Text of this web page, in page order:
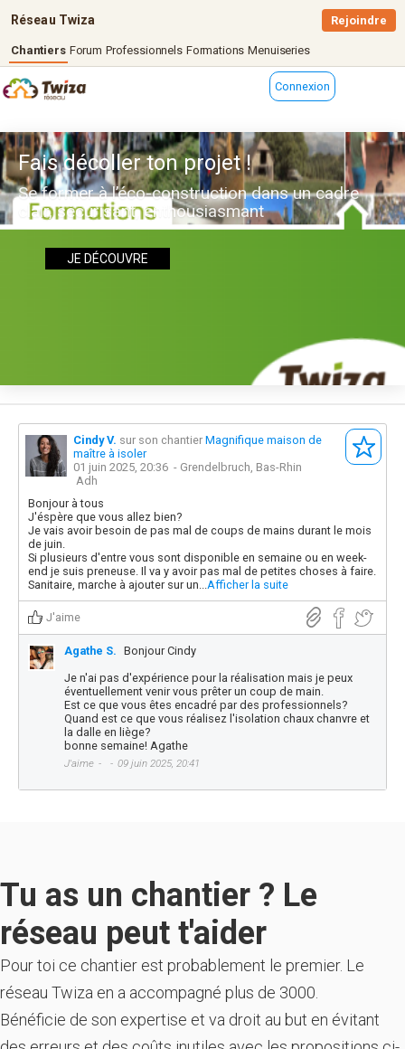
Réseau Twiza
Chantiers Forum Professionnels Formations Menuiseries
Rejoindre
Connexion
Fais décoller ton projet !
Se former à l’éco-construction dans un cadre
clair, sécurisant, enthousiasmant
JE DÉCOUVRE
Cindy V. sur son chantier Magnifique maison de
maître à isoler
01 juin 2025, 20:36 - Grendelbruch, Bas-Rhin
Adh
Bonjour à tous
J'éspère que vous allez bien?
Je vais avoir besoin de pas mal de coups de mains durant le mois
de juin.
Si plusieurs d'entre vous sont disponible en semaine ou en week-
end je suis preneuse. Il va y avoir pas mal de petites choses à faire.
Sanitaire, marche à ajouter sur un...Afficher la suite
J'aime
Agathe S. Bonjour Cindy
Je n'ai pas d'expérience pour la réalisation mais je peux
éventuellement venir vous prêter un coup de main.
Est ce que vous êtes encadré par des professionnels?
Quand est ce que vous réalisez l'isolation chaux chanvre et
la dalle en liège?
bonne semaine! Agathe
J'aime 09 juin 2025, 20:41
Tu as un chantier ? Le
réseau peut t'aider
Pour toi ce chantier est probablement le premier. Le
réseau Twiza en a accompagné plus de 3000.
Bénéficie de son expertise et va droit au but en évitant